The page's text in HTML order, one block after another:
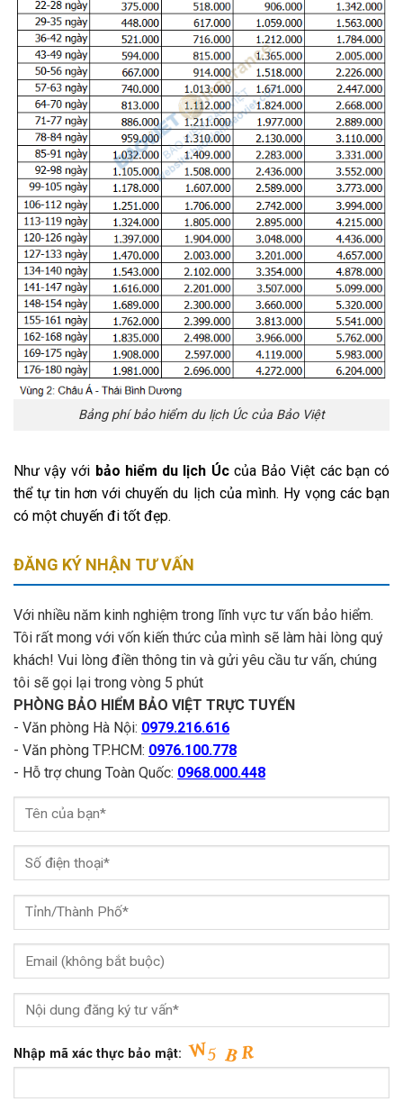
Bảng phí bảo hiểm du lịch Úc của Bảo Việt
Như vậy với bảo hiểm du lịch Úccủa Bảo Việt các bạn có
thể tự tin hơn với chuyến du lịch của mình. Hy vọng các bạn
có một chuyến đi tốt đẹp.
ĐĂNG KÝ NHẬN TƯ VẤN
Với nhiều năm kinh nghiệm trong lĩnh vực tư vấn bảo hiểm.
Tôi rất mong với vốn kiến thức của mình sẽ làm hài lòng quý
khách! Vui lòng điền thông tin và gửi yêu cầu tư vấn, chúng
tôi sẽ gọi lại trong vòng 5 phút
PHÒNG BẢO HIỂM BẢO VIỆT TRỰC TUYẾN
- Văn phòng Hà Nội: 0979.216.616
- Văn phòng TP.HCM: 0976.100.778
- Hỗ trợ chung Toàn Quốc: 0968.000.448
Nhập mã xác thực bảo mật: